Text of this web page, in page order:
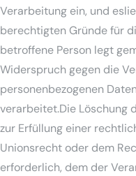
Verarbeitung ein, und
berechtigten Gründe für
betroffene Person legt
Widerspruch gegen die
personenbezogenen
verarbeitet.Die Löschung
zur Erfüllung einer
Unionsrecht oder dem
erforderlich, dem der